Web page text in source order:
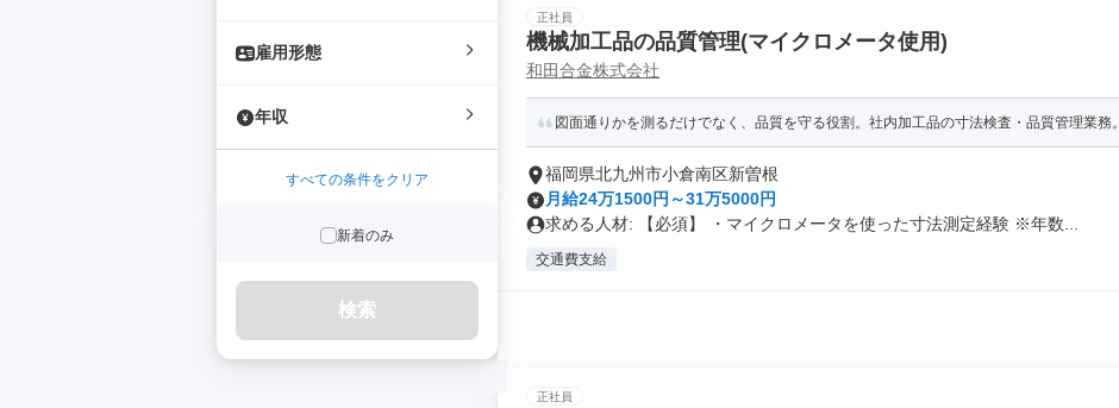
雇用形態
年収
すべての条件をクリア
新着のみ
検索
正社員
機械加工品の品質管理(マイクロメータ使用)
和田合金株式会社
図面通りかを測るだけでなく、品質を守る役割。社内加工品の寸法検査・品質管理業務。
福岡県北九州市小倉南区新曽根
月給24万1500円～31万5000円
求める人材: 【必須】 ・マイクロメータを使った寸法測定経験 ※年数...
交通費支給
正社員